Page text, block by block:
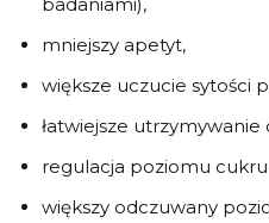
mniejszy apetyt,
większe uczucie sytości
łatwiejsze
regulacja poziomu
większy odczuwany